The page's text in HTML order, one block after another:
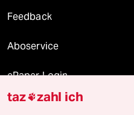
Feedback
Aboservice
ePaper Login
Downloads für Abonnierende
taz zahl ich